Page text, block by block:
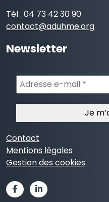
Tél : 04 73 42 30 90
contact@aduhme.org
Newsletter
Adresse
e-
mail
Contact
Mentions légales
Gestion des cookies